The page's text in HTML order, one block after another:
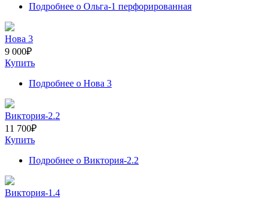
Подробнее о Ольга-1 перфорированная
Нова 3
9 000₽
Купить
Подробнее о Нова 3
Виктория-2.2
11 700₽
Купить
Подробнее о Виктория-2.2
Виктория-1.4